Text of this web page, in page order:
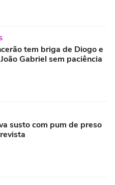
tem briga de Diogo e
Gabriel sem paciência
susto com pum de preso